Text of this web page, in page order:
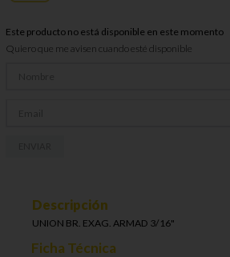
Este producto no está disponible en este momento
Quiero que me avisen cuando esté disponible
Descripción
UNION BR. EXAG. ARMAD 3/16"
Ficha Técnica